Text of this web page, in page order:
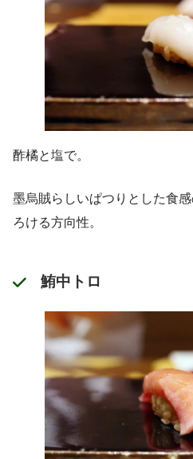
酢橘と塩で。
墨烏賊らしいぱつりとした食
ろける方向性。
鮪中トロ